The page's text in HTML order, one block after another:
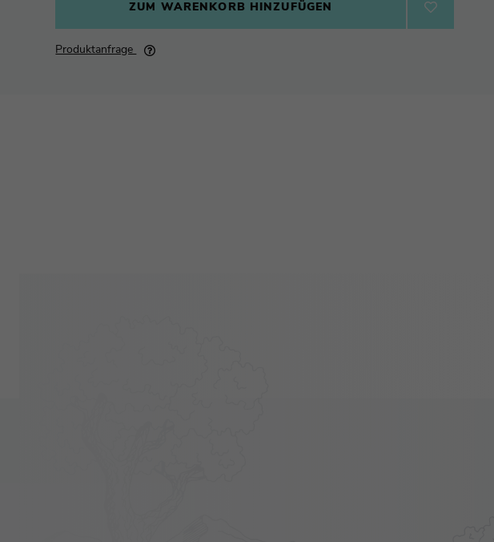
ZUM WARENKORB HINZUFÜGEN
Produktanfrage